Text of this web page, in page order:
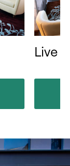
Live